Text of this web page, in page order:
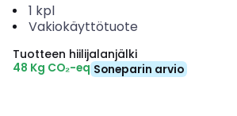
1 kpl
Vakiokäyttötuote
Tuotteen hiilijalanjälki
48 Kg CO₂-eq Soneparin arvio